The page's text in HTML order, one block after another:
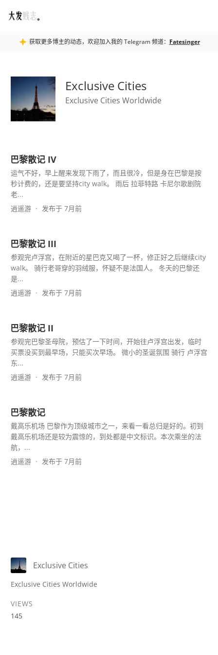
Fatesinger
获取更多博主的动态，欢迎加入我的 Telegram 频道： Fatesinger
Exclusive Cities
Exclusive Cities Worldwide
巴黎散记 IV
运气不好，早上醒来发现下雨了，而且很冷，但是身在巴黎是按
秒计费的，还是要坚持city walk。 雨后 拉菲特路 卡尼尔歌剧院
老...
逍遥游
发布于 7月前
巴黎散记 III
参观完卢浮宫，在附近的星巴克又喝了一杯，修正好之后继续city
walk。 骑行老哥穿的羽绒服，怀疑不是法国人。 冬天的巴黎还
是...
逍遥游
发布于 7月前
巴黎散记 II
参观完巴黎圣母院，预估了一下时间，开始往卢浮宫出发，临时
买票没买到最早场，只能买次早场。 微小的圣诞氛围 骑行 卢浮宫
东...
逍遥游
发布于 7月前
巴黎散记
戴高乐机场 巴黎作为顶级城市之一，来看一看总归是好的。初到
戴高乐机场还是较为震惊的，到处都是中文标识。本次乘坐的法
航，...
逍遥游
发布于 7月前
Exclusive Cities
Exclusive Cities Worldwide
VIEWS
145